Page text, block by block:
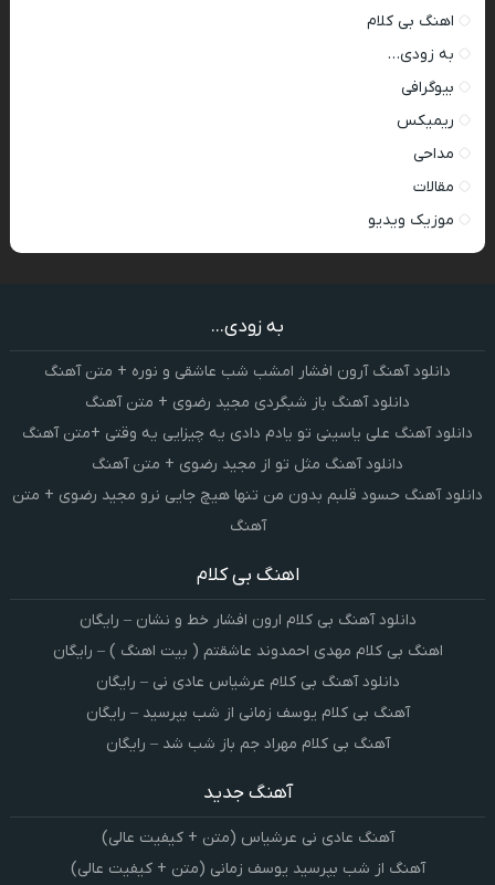
اهنگ بی کلام
به زودی…
بیوگرافی
ریمیکس
مداحی
مقالات
موزیک ویدیو
به زودی...
دانلود آهنگ آرون افشار امشب شب عاشقی و نوره + متن آهنگ
دانلود آهنگ باز شبگردی مجید رضوی + متن آهنگ
دانلود آهنگ علی یاسینی تو یادم دادی یه چیزایی یه وقتی +متن آهنگ
دانلود آهنگ مثل تو از مجید رضوی + متن آهنگ
دانلود آهنگ حسود قلبم بدون من تنها هیچ جایی نرو مجید رضوی + متن
آهنگ
اهنگ بی کلام
دانلود آهنگ بی کلام ارون افشار خط و نشان – رایگان
اهنگ بی کلام مهدی احمدوند عاشقتم ( بیت اهنگ ) – رایگان
دانلود آهنگ بی کلام عرشیاس عادی نی – رایگان
آهنگ بی کلام یوسف زمانی از شب بپرسید – رایگان
آهنگ بی کلام مهراد جم باز شب شد – رایگان
آهنگ جدید
آهنگ عادی نی عرشیاس (متن + کیفیت عالی)
آهنگ از شب بپرسید یوسف زمانی (متن + کیفیت عالی)